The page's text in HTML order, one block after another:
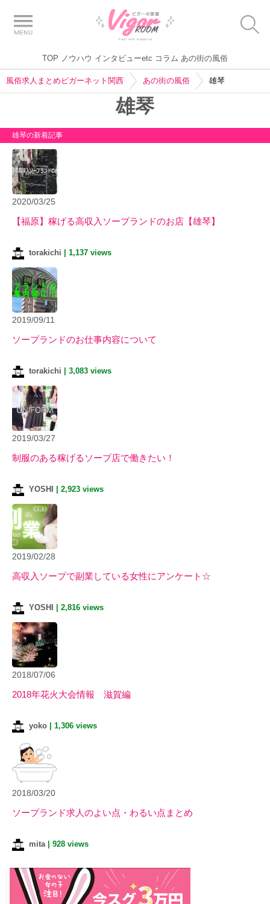
TOP ノウハウ インタビューetc コラム あの街の風俗
風俗求人まとめビガーネット関西 あの街の風俗 雄琴
雄琴
雄琴の新着記事
2020/03/25
【福原】稼げる高収入ソープランドのお店【雄琴】
torakichi 1,137 views
2019/09/11
ソープランドのお仕事内容について
torakichi 3,083 views
2019/03/27
制服のある稼げるソープ店で働きたい！
YOSHI 2,923 views
2019/02/28
高収入ソープで副業している女性にアンケート☆
YOSHI 2,816 views
2018/07/06
2018年花火大会情報 滋賀編
yoko 1,306 views
2018/03/20
ソープランド求人のよい点・わるい点まとめ
mita| 928 views